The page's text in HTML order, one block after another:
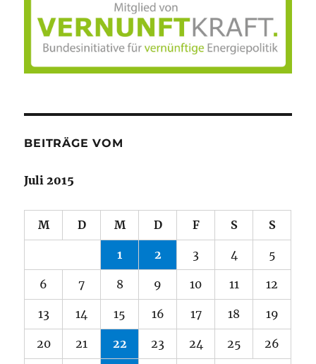
BEITRÄGE VOM
Juli 2015
M D M D F S S
1 2 3 4 5
6 7 8 9 10 11 12
13 14 15 16 17 18 19
20 21 22 23 24 25 26